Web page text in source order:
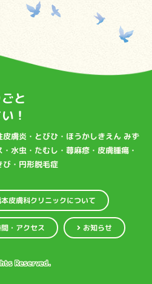
と
！
膚炎・とびひ・ほうかしきえん みず
水虫・たむし・蕁麻疹・皮膚腫瘍・
び・円形脱毛症
皮膚科クリニックについて
・アクセス お知らせ
Reserved.